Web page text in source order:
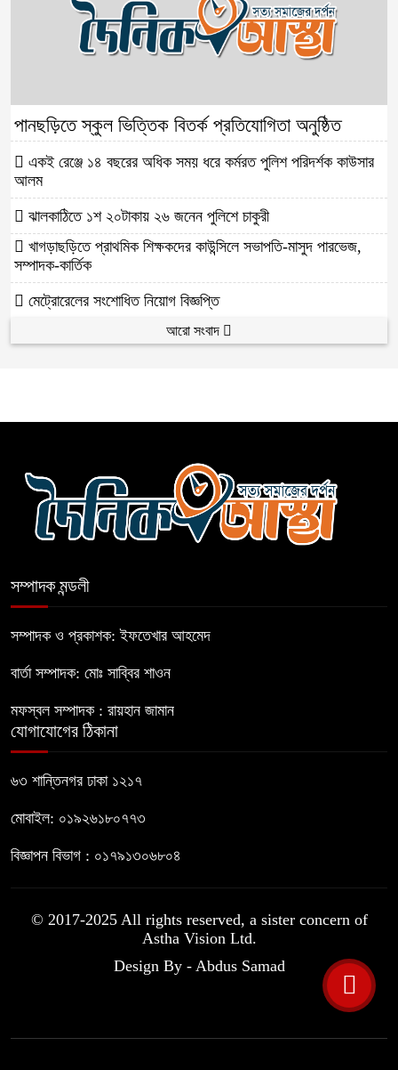
পানছড়িতে স্কুল ভিত্তিক বিতর্ক প্রতিযোগিতা অনুষ্ঠিত
একই রেঞ্জে ১৪ বছরের অধিক সময় ধরে কর্মরত পুলিশ পরিদর্শক কাউসার
আলম
ঝালকাঠিতে ১শ ২০টাকায় ২৬ জনেন পুলিশে চাকুরী
খাগড়াছড়িতে প্রাথমিক শিক্ষকদের কাউন্সিলে সভাপতি-মাসুদ পারভেজ,
সম্পাদক-কার্তিক
মেট্রোরেলের সংশোধিত নিয়োগ বিজ্ঞপ্তি
আরো সংবাদ
সম্পাদক মন্ডলী
সম্পাদক ও প্রকাশক: ইফতেখার আহমেদ
বার্তা সম্পাদক: মোঃ সাব্বির শাওন
মফস্বল সম্পাদক : রায়হান জামান
যোগাযোগের ঠিকানা
৬৩ শান্তিনগর ঢাকা ১২১৭
মোবাইল: ০১৯২৬১৮০৭৭৩
বিজ্ঞাপন বিভাগ : ০১৭৯১৩০৬৮০৪
© 2017-2025 All rights reserved, a sister concern of
Astha Vision Ltd.
Design By - Abdus Samad